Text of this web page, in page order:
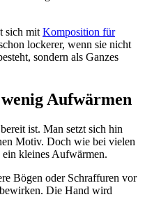
sich mit Komposition für
lockerer, wenn sie nicht
sondern als Ganzes
Aufwärmen
ist. Man setzt sich hin
Motiv. Doch wie bei vielen
kleines Aufwärmen.
Bögen oder Schraffuren vor
Die Hand wird